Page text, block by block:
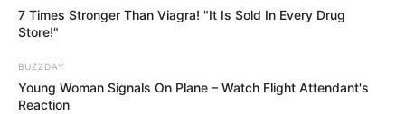
7 Times Stronger Than Viagra! "It Is Sold In Every Drug
Store!"
BUZZDAY
Young Woman Signals On Plane – Watch Flight Attendant's
Reaction